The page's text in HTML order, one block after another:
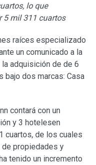
lo que
5 mil 311 cuartos
raíces especializado
un comunicado a la
adquisición de de 6
bajo dos marcas: Casa
contará con un
y 3 hotelesen
cuartos, de los cuales
de propiedades y
tenido un incremento